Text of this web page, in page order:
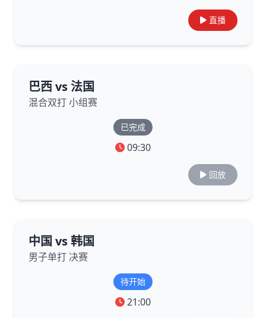
直播
巴西 vs 法国
混合双打 小组赛
已完成
09:30
回放
中国 vs 韩国
男子单打 决赛
待开始
21:00